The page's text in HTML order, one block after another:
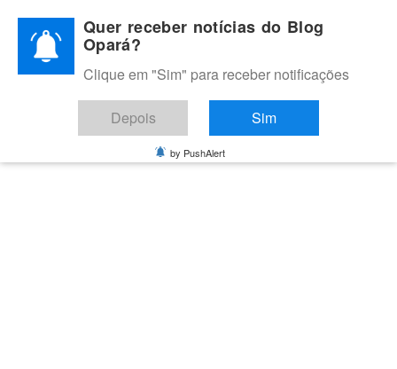
content
BLOG OPARÁ
Melhores notícias de Juazeiro, Petrolina e do Vale do São
Francisco
Quer receber notícias do Blog
Opará?
Clique em "Sim" para receber notificações
Depois Sim
by PushAlert